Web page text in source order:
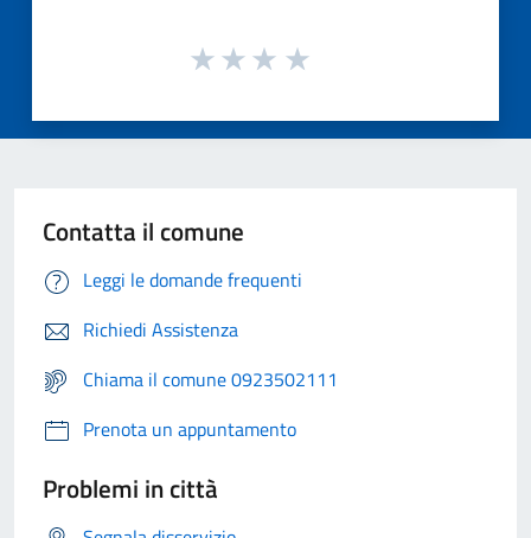
Contatta il comune
Leggi le domande frequenti
Richiedi Assistenza
Chiama il comune 0923502111
Prenota un appuntamento
Problemi in città